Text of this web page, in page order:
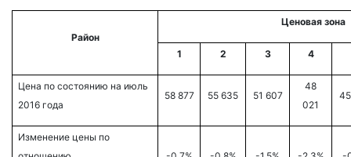
Район
Ценовая зона
1 2 3 4
Цена по состоянию на июль
2016 года
58 877 55 635 51 607
48
021
Изменение цены по